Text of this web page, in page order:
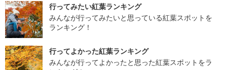
行ってみたい紅葉ランキング
みんなが行ってみたいと思っている紅葉スポットを
ランキング！
行ってよかった紅葉ランキング
みんなが行ってよかったと思った紅葉スポットをラ